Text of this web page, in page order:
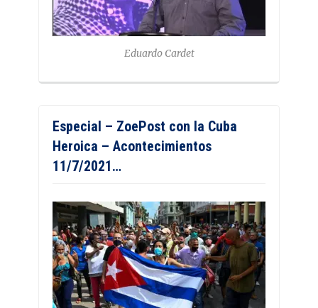
Eduardo Cardet
Especial – ZoePost con la Cuba
Heroica – Acontecimientos
11/7/2021…